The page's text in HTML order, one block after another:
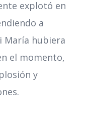
explotó en
a
María hubiera
el momento,
y